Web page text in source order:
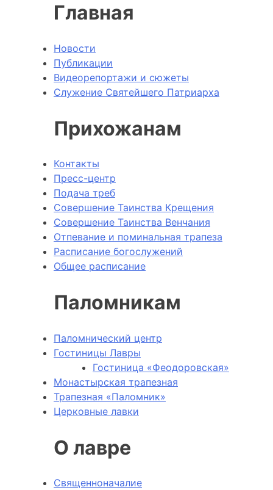
Главная
Новости
Публикации
Видеорепортажи и сюжеты
Служение Святейшего Патриарха
Прихожанам
Контакты
Пресс-центр
Подача треб
Совершение Таинства Крещения
Совершение Таинства Венчания
Отпевание и поминальная трапеза
Расписание богослужений
Общее расписание
Паломникам
Паломнический центр
Гостиницы Лавры
Гостиница «Феодоровская»
Монастырская трапезная
Трапезная «Паломник»
Церковные лавки
О лавре
Священноначалие